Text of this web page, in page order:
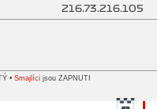
216.73.216.105
• Smajlíci jsou ZAPNUTI